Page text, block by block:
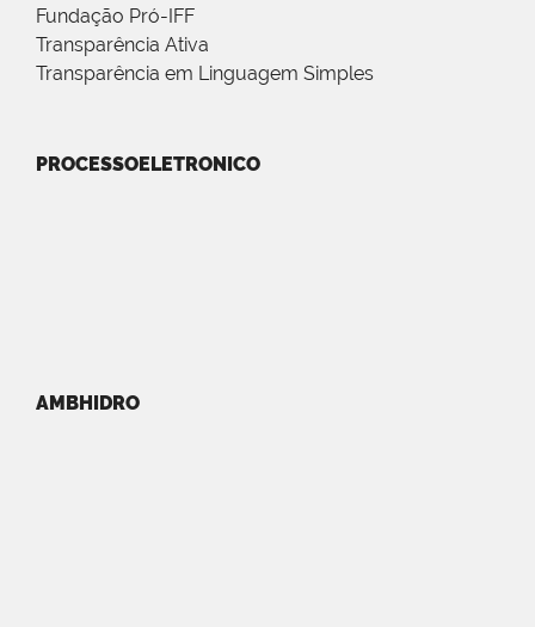
Fundação Pró-IFF
Transparência Ativa
Transparência em Linguagem Simples
PROCESSOELETRONICO
AMBHIDRO